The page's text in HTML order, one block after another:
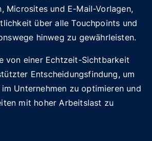
Microsites und E-Mail-Vorlagen,
über alle Touchpoints und
hinweg zu gewährleisten.
von einer Echtzeit-Sichtbarkeit
Entscheidungsfindung, um
Unternehmen zu optimieren und
mit hoher Arbeitslast zu